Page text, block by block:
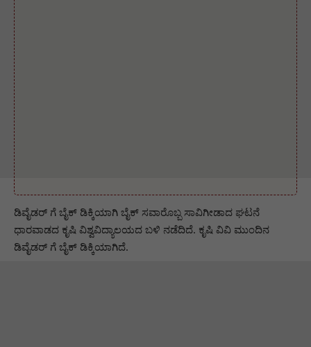
ಡಿವೈಡರ್ ಗೆ ಬೈಕ್ ಡಿಕ್ಕಿಯಾಗಿ ಬೈಕ್ ಸವಾರೊಬ್ಬ ಸಾವಿಗೀಡಾದ ಘಟನೆ
ಧಾರವಾಡದ ಕೃಷಿ ವಿಶ್ವವಿದ್ಯಾಲಯದ ಬಳಿ ನಡೆದಿದೆ. ಕೃಷಿ ವಿವಿ ಮುಂದಿನ
ಡಿವೈಡರ್ ಗೆ ಬೈಕ್ ಡಿಕ್ಕಿಯಾಗಿದೆ.